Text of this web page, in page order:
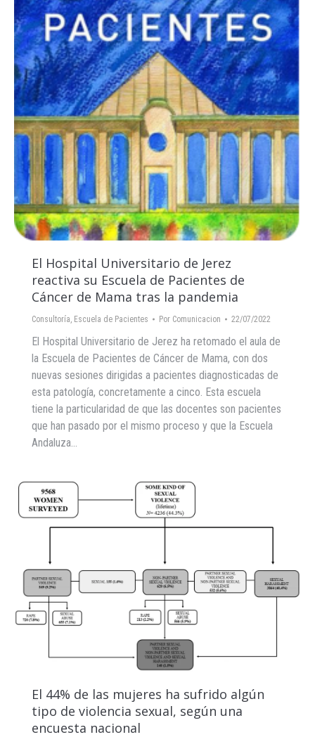
El Hospital Universitario de Jerez
reactiva su Escuela de Pacientes de
Cáncer de Mama tras la pandemia
Consultoría, Escuela de Pacientes Por Comunicacion 22/07/2022
El Hospital Universitario de Jerez ha retomado el aula de
la Escuela de Pacientes de Cáncer de Mama, con dos
nuevas sesiones dirigidas a pacientes diagnosticadas de
esta patología, concretamente a cinco. Esta escuela
tiene la particularidad de que las docentes son pacientes
que han pasado por el mismo proceso y que la Escuela
Andaluza…
El 44% de las mujeres ha sufrido algún
tipo de violencia sexual, según una
encuesta nacional